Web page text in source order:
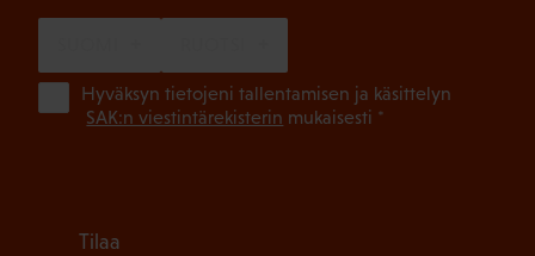
Hyväksyn tietojeni tallentamisen ja käsittelyn
SAK:n viestintärekisterin mukaisesti *
Tilaa